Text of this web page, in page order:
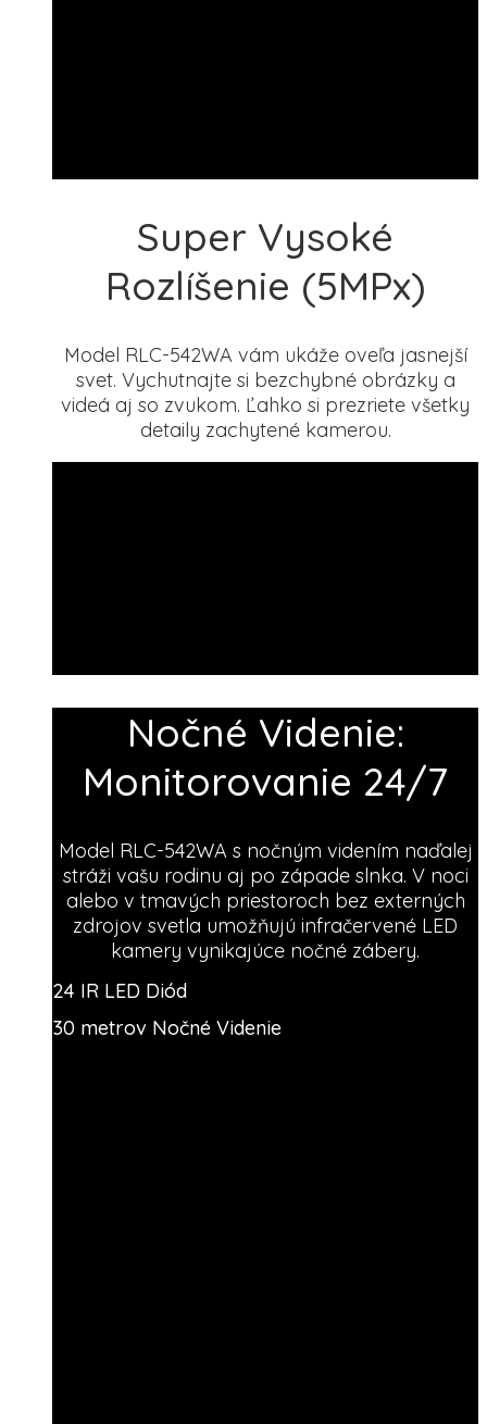
Super Vysoké
Rozlíšenie (5MPx)
Model RLC-542WA vám ukáže oveľa jasnejší
svet. Vychutnajte si bezchybné obrázky a
videá aj so zvukom. Ľahko si prezriete všetky
detaily zachytené kamerou.
Nočné Videnie:
Monitorovanie 24/7
Model RLC-542WA s nočným videním naďalej
stráži vašu rodinu aj po západe slnka. V noci
alebo v tmavých priestoroch bez externých
zdrojov svetla umožňujú infračervené LED
kamery vynikajúce nočné zábery.
24 IR LED Diód
30 metrov Nočné Videnie